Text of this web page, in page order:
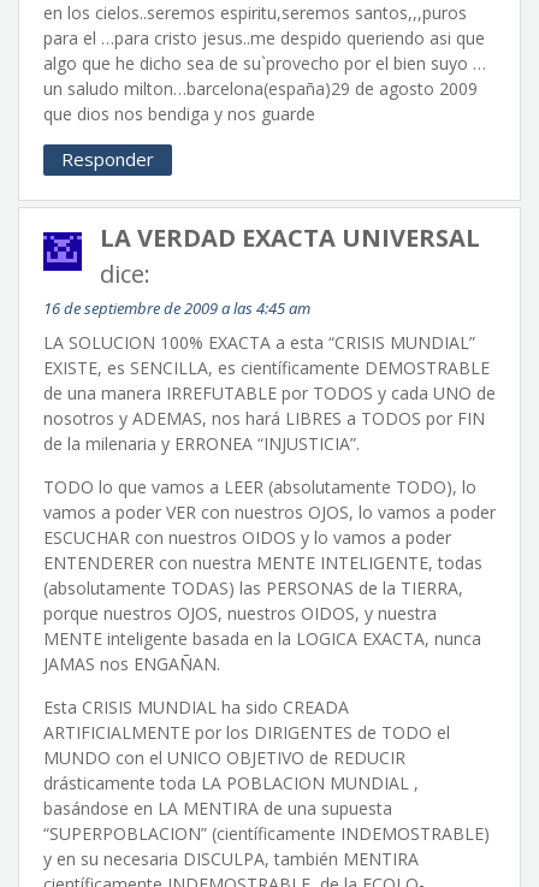
en los cielos..seremos espiritu,seremos santos,,,puros
para el …para cristo jesus..me despido queriendo asi que
algo que he dicho sea de su`provecho por el bien suyo …
un saludo milton…barcelona(españa)29 de agosto 2009
que dios nos bendiga y nos guarde
Responder
LA VERDAD EXACTA UNIVERSAL
dice:
16 de septiembre de 2009 a las 4:45 am
LA SOLUCION 100% EXACTA a esta “CRISIS MUNDIAL”
EXISTE, es SENCILLA, es científicamente DEMOSTRABLE
de una manera IRREFUTABLE por TODOS y cada UNO de
nosotros y ADEMAS, nos hará LIBRES a TODOS por FIN
de la milenaria y ERRONEA “INJUSTICIA”.
TODO lo que vamos a LEER (absolutamente TODO), lo
vamos a poder VER con nuestros OJOS, lo vamos a poder
ESCUCHAR con nuestros OIDOS y lo vamos a poder
ENTENDERER con nuestra MENTE INTELIGENTE, todas
(absolutamente TODAS) las PERSONAS de la TIERRA,
porque nuestros OJOS, nuestros OIDOS, y nuestra
MENTE inteligente basada en la LOGICA EXACTA, nunca
JAMAS nos ENGAÑAN.
Esta CRISIS MUNDIAL ha sido CREADA
ARTIFICIALMENTE por los DIRIGENTES de TODO el
MUNDO con el UNICO OBJETIVO de REDUCIR
drásticamente toda LA POBLACION MUNDIAL ,
basándose en LA MENTIRA de una supuesta
“SUPERPOBLACION” (científicamente INDEMOSTRABLE)
y en su necesaria DISCULPA, también MENTIRA